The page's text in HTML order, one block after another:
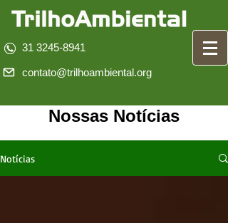
31 3245-8941
contato@trilhoambiental.org
Nossas Notícias
Notícias